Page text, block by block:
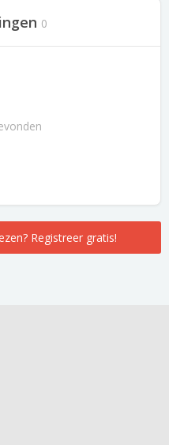
0
Registreer gratis!